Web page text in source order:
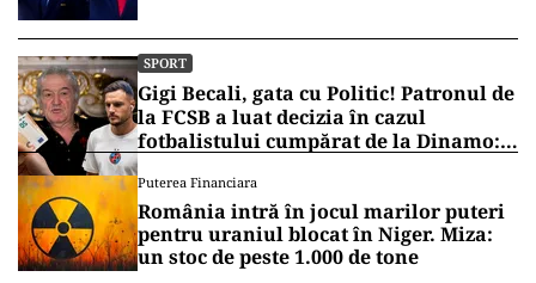
SPORT
Gigi Becali, gata cu Politic! Patronul de
la FCSB a luat decizia în cazul
fotbalistului cumpărat de la Dinamo:
Puterea Financiara
România intră în jocul marilor puteri
pentru uraniul blocat în Niger. Miza:
un stoc de peste 1.000 de tone